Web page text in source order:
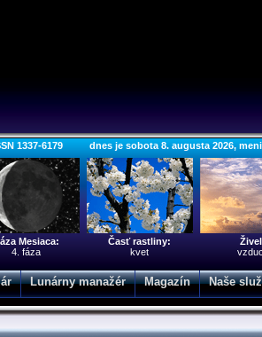
1337-6179 dnes je sobota 8. augusta 2026,
Mesiaca:
4. fáza
Časť rastliny:
kvet
Lunárny manažér Magazín Naše